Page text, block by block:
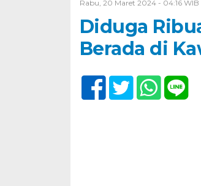
Rabu, 20 Maret 2024 - 04:16 WIB
Diduga
Berada di